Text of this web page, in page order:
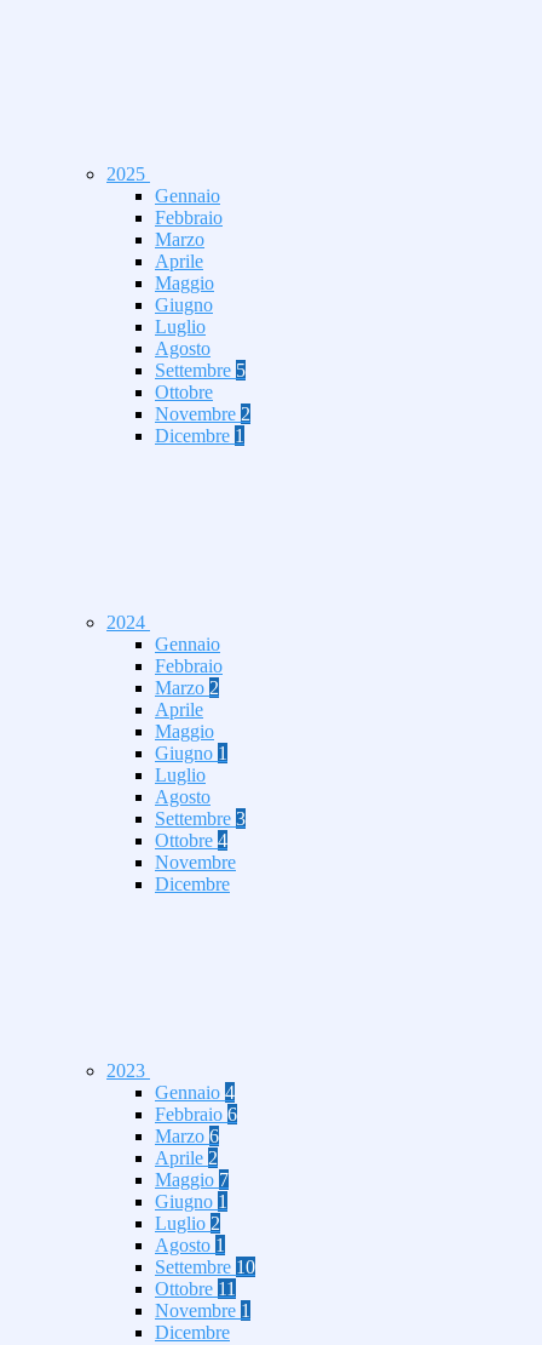
2025
Gennaio
Febbraio
Marzo
Aprile
Maggio
Giugno
Luglio
Agosto
Settembre 5
Ottobre
Novembre 2
Dicembre 1
2024
Gennaio
Febbraio
Marzo 2
Aprile
Maggio
Giugno 1
Luglio
Agosto
Settembre 3
Ottobre 4
Novembre
Dicembre
2023
Gennaio 4
Febbraio 6
Marzo 6
Aprile 2
Maggio 7
Giugno 1
Luglio 2
Agosto 1
Settembre 10
Ottobre 11
Novembre 1
Dicembre